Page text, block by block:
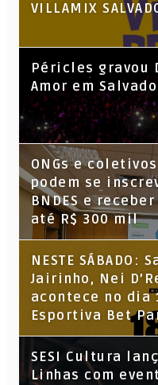
VILLAMIX
Péricles gravou
Amor em
ONGs e
podem se
BNDES e
até R$ 300 mil
NESTE
Jairinho, Nei
acontece no dia
Esportiva Bet
SESI Cultura
Linhas com